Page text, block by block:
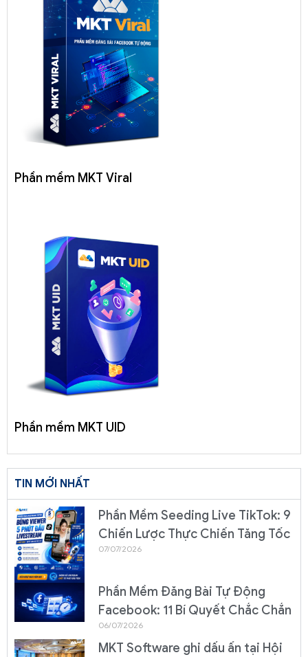
Phần mềm MKT Viral
Phần mềm MKT UID
TIN MỚI NHẤT
Phần Mềm Seeding Live TikTok: 9
Chiến Lược Thực Chiến Tăng Tốc
07/07/2026
Phần Mềm Đăng Bài Tự Động
Facebook: 11 Bí Quyết Chắc Chắn
06/07/2026
MKT Software ghi dấu ấn tại Hội